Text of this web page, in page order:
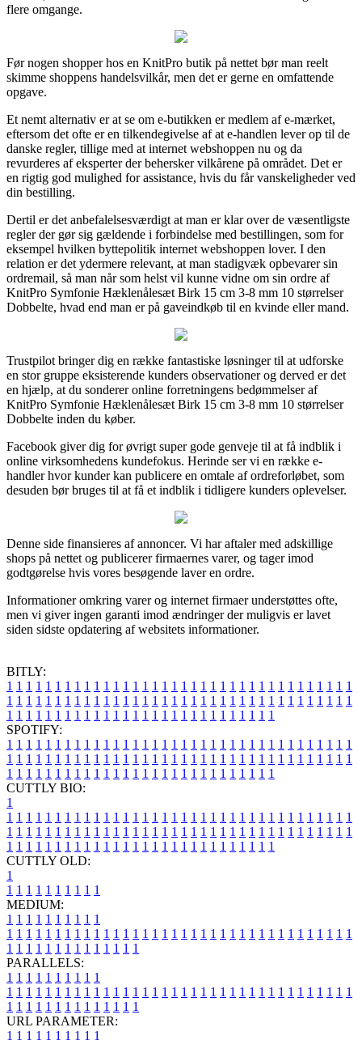
flere omgange.
Før nogen shopper hos en KnitPro butik på nettet bør man reelt
skimme shoppens handelsvilkår, men det er gerne en omfattende
opgave.
Et nemt alternativ er at se om e-butikken er medlem af e-mærket,
eftersom det ofte er en tilkendegivelse af at e-handlen lever op til de
danske regler, tillige med at internet webshoppen nu og da
revurderes af eksperter der behersker vilkårene på området. Det er
en rigtig god mulighed for assistance, hvis du får vanskeligheder ved
din bestilling.
Dertil er det anbefalelsesværdigt at man er klar over de væsentligste
regler der gør sig gældende i forbindelse med bestillingen, som for
eksempel hvilken byttepolitik internet webshoppen lover. I den
relation er det ydermere relevant, at man stadigvæk opbevarer sin
ordremail, så man når som helst vil kunne vidne om sin ordre af
KnitPro Symfonie Hæklenålesæt Birk 15 cm 3-8 mm 10 størrelser
Dobbelte, hvad end man er på gaveindkøb til en kvinde eller mand.
Trustpilot bringer dig en række fantastiske løsninger til at udforske
en stor gruppe eksisterende kunders observationer og derved er det
en hjælp, at du sonderer online forretningens bedømmelser af
KnitPro Symfonie Hæklenålesæt Birk 15 cm 3-8 mm 10 størrelser
Dobbelte inden du køber.
Facebook giver dig for øvrigt super gode genveje til at få indblik i
online virksomhedens kundefokus. Herinde ser vi en række e-
handler hvor kunder kan publicere en omtale af ordreforløbet, som
desuden bør bruges til at få et indblik i tidligere kunders oplevelser.
Denne side finansieres af annoncer. Vi har aftaler med adskillige
shops på nettet og publicerer firmaernes varer, og tager imod
godtgørelse hvis vores besøgende laver en ordre.
Informationer omkring varer og internet firmaer understøttes ofte,
men vi giver ingen garanti imod ændringer der muligvis er lavet
siden sidste opdatering af websitets informationer.
BITLY:
1 1 1 1 1 1 1 1 1 1 1 1 1 1 1 1 1 1 1 1 1 1 1 1 1 1 1 1 1 1 1 1 1 1 1 1
1 1 1 1 1 1 1 1 1 1 1 1 1 1 1 1 1 1 1 1 1 1 1 1 1 1 1 1 1 1 1 1 1 1 1 1
1 1 1 1 1 1 1 1 1 1 1 1 1 1 1 1 1 1 1 1 1 1 1 1 1 1 1 1
SPOTIFY:
1 1 1 1 1 1 1 1 1 1 1 1 1 1 1 1 1 1 1 1 1 1 1 1 1 1 1 1 1 1 1 1 1 1 1 1
1 1 1 1 1 1 1 1 1 1 1 1 1 1 1 1 1 1 1 1 1 1 1 1 1 1 1 1 1 1 1 1 1 1 1 1
1 1 1 1 1 1 1 1 1 1 1 1 1 1 1 1 1 1 1 1 1 1 1 1 1 1 1 1
CUTTLY BIO:
1
1 1 1 1 1 1 1 1 1 1 1 1 1 1 1 1 1 1 1 1 1 1 1 1 1 1 1 1 1 1 1 1 1 1 1 1
1 1 1 1 1 1 1 1 1 1 1 1 1 1 1 1 1 1 1 1 1 1 1 1 1 1 1 1 1 1 1 1 1 1 1 1
1 1 1 1 1 1 1 1 1 1 1 1 1 1 1 1 1 1 1 1 1 1 1 1 1 1 1 1
CUTTLY OLD:
1
1 1 1 1 1 1 1 1 1 1
MEDIUM:
1 1 1 1 1 1 1 1 1 1
1 1 1 1 1 1 1 1 1 1 1 1 1 1 1 1 1 1 1 1 1 1 1 1 1 1 1 1 1 1 1 1 1 1 1 1
1 1 1 1 1 1 1 1 1 1 1 1 1 1
PARALLELS:
1 1 1 1 1 1 1 1 1 1
1 1 1 1 1 1 1 1 1 1 1 1 1 1 1 1 1 1 1 1 1 1 1 1 1 1 1 1 1 1 1 1 1 1 1 1
1 1 1 1 1 1 1 1 1 1 1 1 1 1
URL PARAMETER:
1 1 1 1 1 1 1 1 1 1